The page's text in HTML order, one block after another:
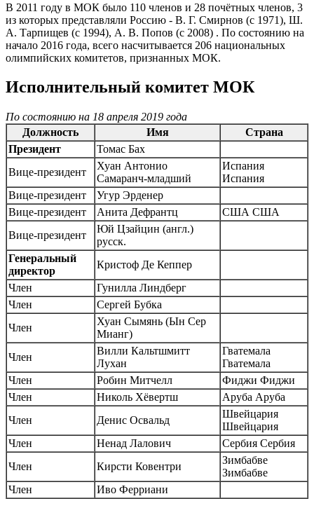
В 2011 году в МОК было 110 чле­нов и 28 почётных чле­нов, 3
из которых представляли Россию - В. Г. Смир­нов (с 1971), Ш.
А. Тар­пи­щев (с 1994), А. В. По­пов (с 2008) . По состоянию на
начало 2016 года, всего насчитывается 206 национальных
олимпийских комитетов, признанных МОК.
Исполнительный комитет МОК
По состоянию на 18 апреля 2019 года
Должность
Имя
Страна
Президент
Томас Бах
Вице-президент
Хуан Антонио
Самаранч-младший
Испания
Испания
Вице-президент
Угур Эрденер
Вице-президент
Анита Дефрантц США США
Вице-президент
Юй Цзайцин (англ.)
русск.
Генеральный
директор
Кристоф Де Кеппер
Член
Гунилла Линдберг
Член
Сергей Бубка
Член
Хуан Сымянь (Ын Сер
Мианг)
Член
Вилли Кальтшмитт
Лухан
Гватемала
Гватемала
Член
Робин Митчелл Фиджи Фиджи
Член
Николь Хёвертш Аруба Аруба
Член
Денис Освальд
Швейцария
Швейцария
Член
Ненад Лалович Сербия Сербия
Член
Кирсти Ковентри
Зимбабве
Зимбабве
Член
Иво Ферриани